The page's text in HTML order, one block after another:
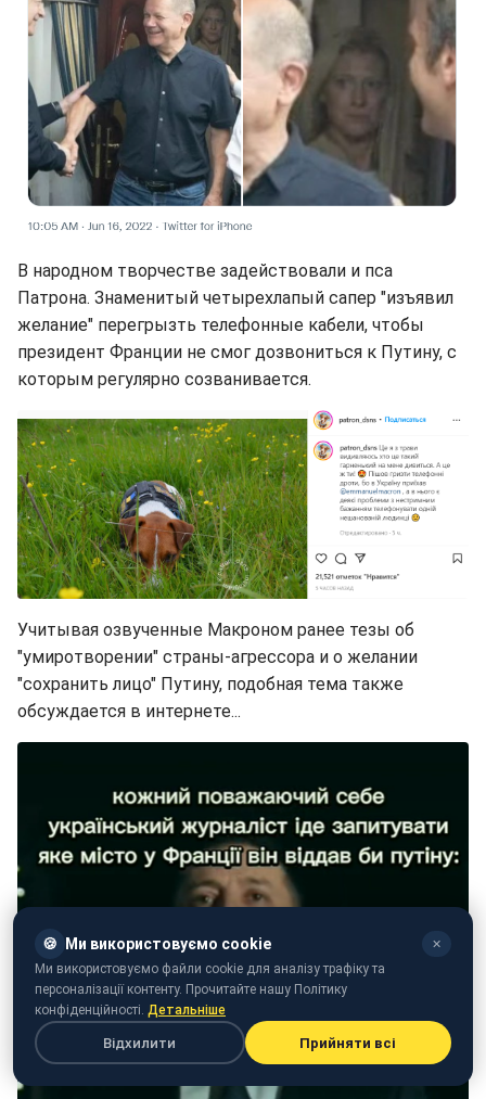
В народном творчестве задействовали и пса
Патрона. Знаменитый четырехлапый сапер "изъявил
желание" перегрызть телефонные кабели, чтобы
президент Франции не смог дозвониться к Путину, с
которым регулярно созванивается.
Учитывая озвученные Макроном ранее тезы об
"умиротворении" страны-агрессора и о желании
"сохранить лицо" Путину, подобная тема также
обсуждается в интернете...
🍪 Ми використовуємо cookie ✕
Ми використовуємо файли cookie для аналізу трафіку та
персоналізації контенту. Прочитайте нашу Політику
конфіденційності. Детальніше
Відхилити Прийняти всі